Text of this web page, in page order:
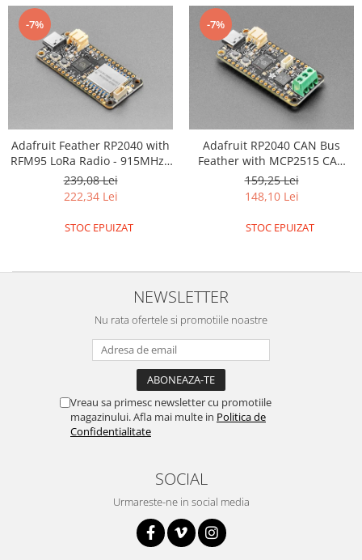
-7%
Adafruit Feather RP2040 with
RFM95 LoRa Radio - 915MHz -
RadioFruit and STEMMA QT
239,08 Lei
222,34 Lei
STOC EPUIZAT
-7%
Adafruit RP2040 CAN Bus
Feather with MCP2515 CAN
Controller - STEMMA QT
159,25 Lei
148,10 Lei
STOC EPUIZAT
NEWSLETTER
Nu rata ofertele si promotiile noastre
Vreau sa primesc newsletter cu promotiile
magazinului. Afla mai multe in Politica de
Confidentialitate
SOCIAL
Urmareste-ne in social media